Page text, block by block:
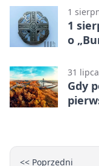
1
1
o
31
Gdy
<< Poprzedni